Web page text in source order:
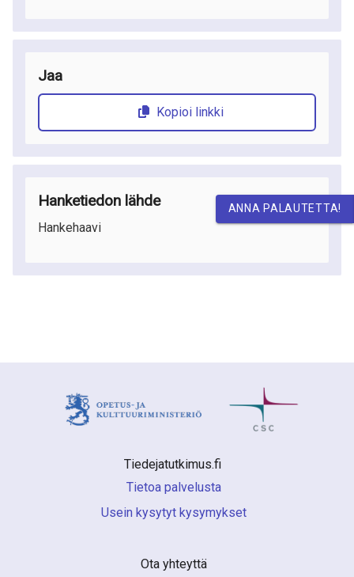
Jaa
Kopioi linkki
Hanketiedon lähde
Hankehaavi
Tiedejatutkimus.fi
Tietoa palvelusta
Usein kysytyt kysymykset
Ota yhteyttä
ANNA PALAUTETTA!